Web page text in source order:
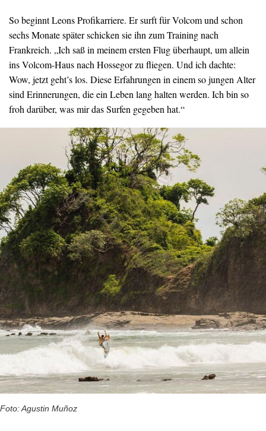
So beginnt Leons Profikarriere. Er surft für Volcom und schon
sechs Monate später schicken sie ihn zum Training nach
Frankreich. „Ich saß in meinem ersten Flug überhaupt, um allein
ins Volcom-Haus nach Hossegor zu fliegen. Und ich dachte:
Wow, jetzt geht’s los. Diese Erfahrungen in einem so jungen Alter
sind Erinnerungen, die ein Leben lang halten werden. Ich bin so
froh darüber, was mir das Surfen gegeben hat.“
Foto: Agustin Muñoz